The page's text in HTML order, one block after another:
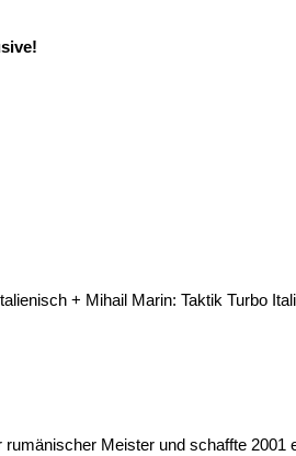
+ Mihail Marin: Taktik Turbo
Meister und schaffte 2001